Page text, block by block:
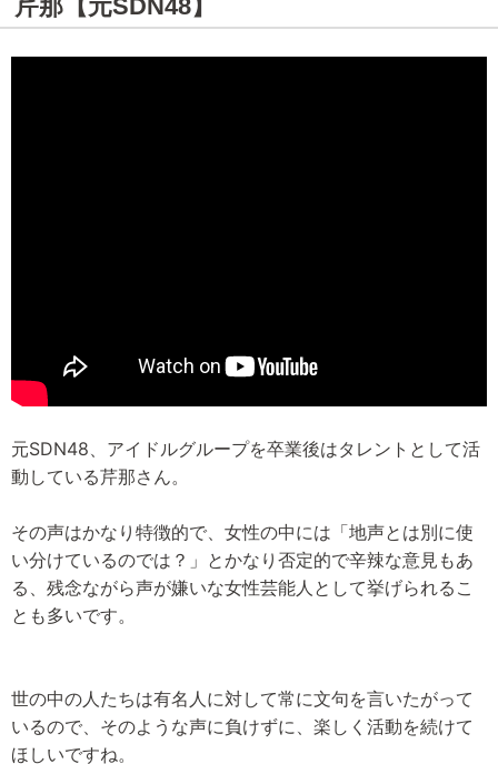
芹那【元SDN48】
元SDN48、アイドルグループを卒業後はタレントとして活
動している芹那さん。
その声はかなり特徴的で、女性の中には「地声とは別に使
い分けているのでは？」とかなり否定的で辛辣な意見もあ
る、残念ながら声が嫌いな女性芸能人として挙げられるこ
とも多いです。
世の中の人たちは有名人に対して常に文句を言いたがって
いるので、そのような声に負けずに、楽しく活動を続けて
ほしいですね。